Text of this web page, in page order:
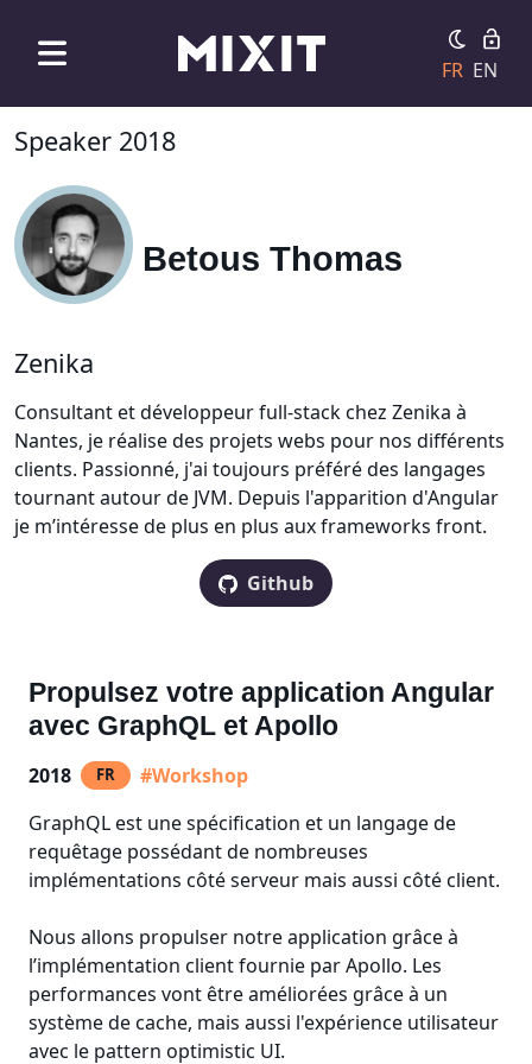
FR EN
Speaker 2018
Betous Thomas
Zenika
Consultant et développeur full-stack chez Zenika à
Nantes, je réalise des projets webs pour nos différents
clients. Passionné, j'ai toujours préféré des langages
tournant autour de JVM. Depuis l'apparition d'Angular
je m’intéresse de plus en plus aux frameworks front.
Github
Propulsez votre application Angular
avec GraphQL et Apollo
2018 FR
#Workshop
GraphQL est une spécification et un langage de
requêtage possédant de nombreuses
implémentations côté serveur mais aussi côté client.
Nous allons propulser notre application grâce à
l’implémentation client fournie par Apollo. Les
performances vont être améliorées grâce à un
système de cache, mais aussi l'expérience utilisateur
avec le pattern optimistic UI.